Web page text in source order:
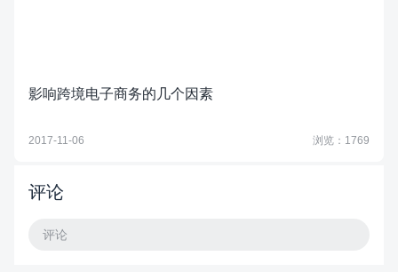
影响跨境电子商务的几个因素
2017-11-06 浏览：1769
评论
评论